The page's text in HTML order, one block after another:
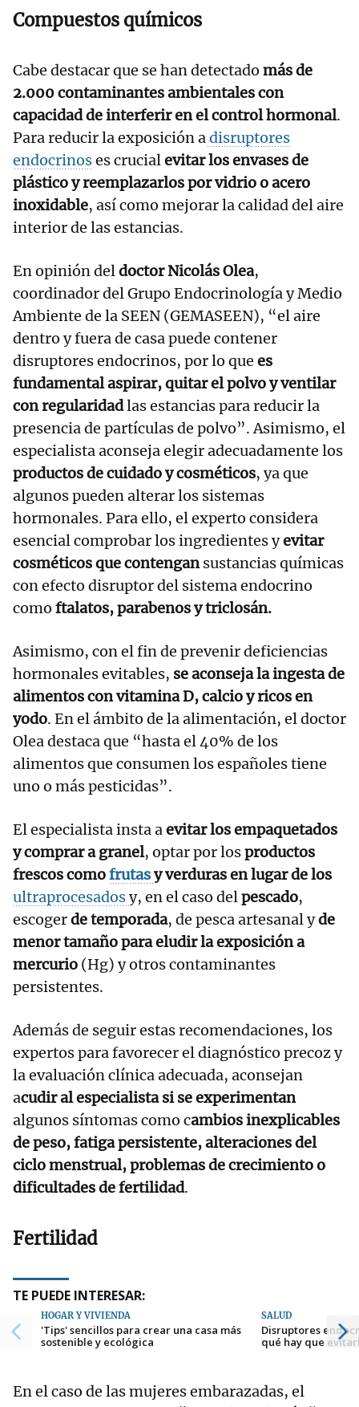
Compuestos químicos
Cabe destacar que se han detectado más de
2.000 contaminantes ambientales con
capacidad de interferir en el control hormonal.
Para reducir la exposición adisruptores
endocrinoses crucialevitar los envases de
plástico y reemplazarlos por vidrio o acero
inoxidable, así como mejorar la calidad del aire
interior de las estancias.
En opinión deldoctor Nicolás Olea,
coordinador del Grupo Endocrinología y Medio
Ambiente de la SEEN (GEMASEEN), “el aire
dentro y fuera de casa puede contener
disruptores endocrinos, por lo que es
fundamental aspirar, quitar el polvo y ventilar
con regularidadlas estancias para reducir la
presencia de partículas de polvo”. Asimismo, el
especialista aconseja elegir adecuadamente los
productos de cuidado y cosméticos, ya que
algunos pueden alterar los sistemas
hormonales. Para ello, el experto considera
esencial comprobar los ingredientes yevitar
cosméticos que contengansustancias químicas
con efecto disruptor del sistema endocrino
como ftalatos, parabenos y triclosán.
Asimismo, con el fin de prevenir deficiencias
hormonales evitables, se aconseja la ingesta de
alimentos con vitamina D, calcio y ricos en
yodo. En el ámbito de la alimentación, el doctor
Olea destaca que “hasta el 40% de los
alimentos que consumen los españoles tiene
uno o más pesticidas”.
El especialista insta aevitar los empaquetados
y comprar a granel, optar por losproductos
frescos comofrutasy verduras en lugar de los
ultraprocesadosy, en el caso delpescado,
escogerde temporada, de pesca artesanal yde
menor tamaño para eludir la exposición a
mercurio (Hg) y otros contaminantes
persistentes.
Además de seguir estas recomendaciones, los
expertos para favorecer el diagnóstico precoz y
la evaluación clínica adecuada, aconsejan
acudir al especialista si se experimentan
algunos síntomas como cambios inexplicables
de peso, fatiga persistente, alteraciones del
ciclo menstrual, problemas de crecimiento o
dificultades de fertilidad.
Fertilidad
TE PUEDE INTERESAR:
HOGAR Y VIVIENDA
'Tips' sencillos para crear una casa más
sostenible y ecológica
SALUD
Disruptores
qué hay que
En el caso de las mujeres embarazadas, el